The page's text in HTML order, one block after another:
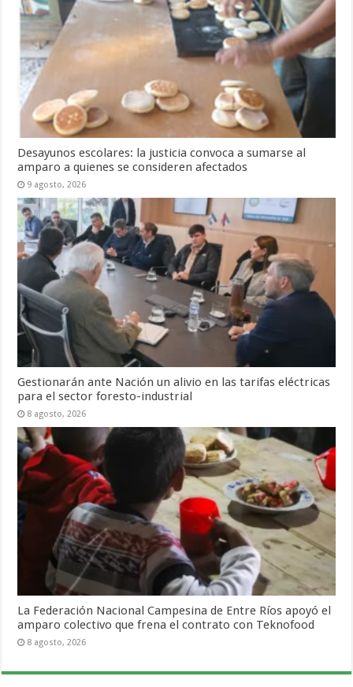
Desayunos escolares: la justicia convoca a sumarse al
amparo a quienes se consideren afectados
9 agosto, 2026
Gestionarán ante Nación un alivio en las tarifas eléctricas
para el sector foresto-industrial
8 agosto, 2026
La Federación Nacional Campesina de Entre Ríos apoyó el
amparo colectivo que frena el contrato con Teknofood
8 agosto, 2026